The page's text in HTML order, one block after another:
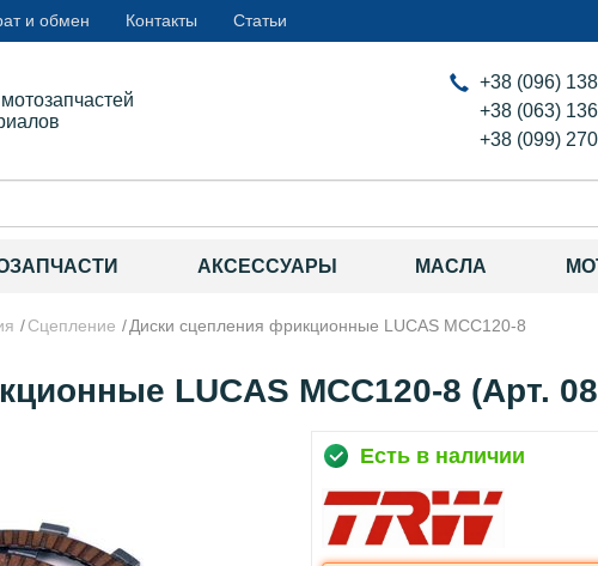
и обмен Контакты Статьи
+38 (096)
+38 (063)
+38 (099)
АКСЕССУАРЫ МАСЛА
Сцепление Диски сцепления фрикционные LUCAS MCC120-8
LUCAS MCC120-8 (Арт.
Есть в наличии